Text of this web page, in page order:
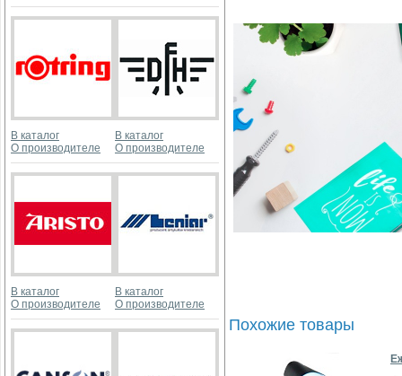
В каталог
О производителе
В каталог
О производителе
В каталог
О производителе
В каталог
О производителе
Похожие товары